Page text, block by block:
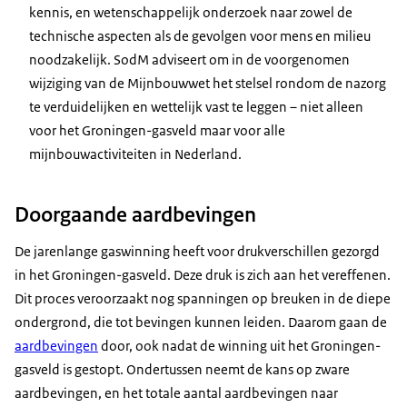
kennis, en wetenschappelijk onderzoek naar zowel de
technische aspecten als de gevolgen voor mens en milieu
noodzakelijk. SodM adviseert om in de voorgenomen
wijziging van de Mijnbouwwet het stelsel rondom de nazorg
te verduidelijken en wettelijk vast te leggen – niet alleen
voor het Groningen-gasveld maar voor alle
mijnbouwactiviteiten in Nederland.
Doorgaande aardbevingen
De jarenlange gaswinning heeft voor drukverschillen gezorgd
in het Groningen-gasveld. Deze druk is zich aan het vereffenen.
Dit proces veroorzaakt nog spanningen op breuken in de diepe
ondergrond, die tot bevingen kunnen leiden. Daarom gaan de
aardbevingen door, ook nadat de winning uit het Groningen-
gasveld is gestopt. Ondertussen neemt de kans op zware
aardbevingen, en het totale aantal aardbevingen naar